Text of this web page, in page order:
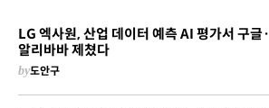
LG 엑사원, 산업 데이터 예측 AI 평가서 구글·
알리바바 제쳤다
by도안구